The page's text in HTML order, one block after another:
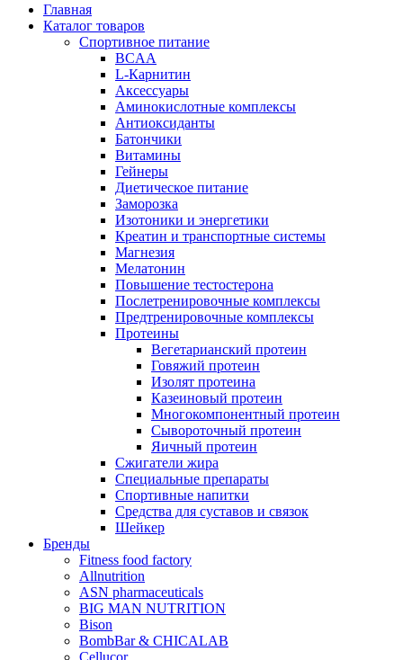
Главная
Каталог товаров
Спортивное питание
BCAA
L-Карнитин
Аксессуары
Аминокислотные комплексы
Антиоксиданты
Батончики
Витамины
Гейнеры
Диетическое питание
Заморозка
Изотоники и энергетики
Креатин и транспортные системы
Магнезия
Мелатонин
Повышение тестостерона
Послетренировочные комплексы
Предтренировочные комплексы
Протеины
Вегетарианский протеин
Говяжий протеин
Изолят протеина
Казеиновый протеин
Многокомпонентный протеин
Сывороточный протеин
Яичный протеин
Сжигатели жира
Специальные препараты
Спортивные напитки
Средства для суставов и связок
Шейкер
Бренды
Fitness food factory
Allnutrition
ASN pharmaceuticals
BIG MAN NUTRITION
Bison
BombBar & CHICALAB
Cellucor